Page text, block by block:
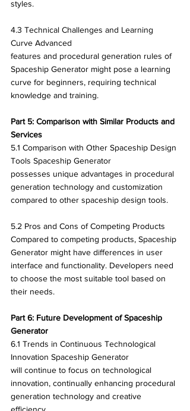
styles.
4.3 Technical Challenges and Learning
Curve Advanced
features and procedural generation rules of
Spaceship Generator might pose a learning
curve for beginners, requiring technical
knowledge and training.
Part 5: Comparison with Similar Products and
Services
5.1 Comparison with Other Spaceship Design
Tools Spaceship Generator
possesses unique advantages in procedural
generation technology and customization
compared to other spaceship design tools.
5.2 Pros and Cons of Competing Products
Compared to competing products, Spaceship
Generator might have differences in user
interface and functionality. Developers need
to choose the most suitable tool based on
their needs.
Part 6: Future Development of Spaceship
Generator
6.1 Trends in Continuous Technological
Innovation Spaceship Generator
will continue to focus on technological
innovation, continually enhancing procedural
generation technology and creative
efficiency.